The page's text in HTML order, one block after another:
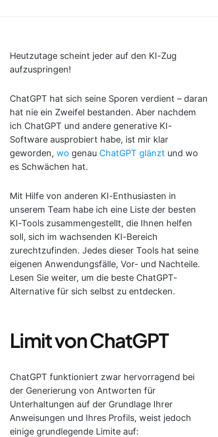
Heutzutage scheint jeder auf den KI-Zug
aufzuspringen!
ChatGPT hat sich seine Sporen verdient – daran
hat nie ein Zweifel bestanden. Aber nachdem
ich ChatGPT und andere generative KI-
Software ausprobiert habe, ist mir klar
geworden, wo genau ChatGPT glänzt und wo
es Schwächen hat.
Mit Hilfe von anderen KI-Enthusiasten in
unserem Team habe ich eine Liste der besten
KI-Tools zusammengestellt, die Ihnen helfen
soll, sich im wachsenden KI-Bereich
zurechtzufinden. Jedes dieser Tools hat seine
eigenen Anwendungsfälle, Vor- und Nachteile.
Lesen Sie weiter, um die beste ChatGPT-
Alternative für sich selbst zu entdecken.
Limit von ChatGPT
ChatGPT funktioniert zwar hervorragend bei
der Generierung von Antworten für
Unterhaltungen auf der Grundlage Ihrer
Anweisungen und Ihres Profils, weist jedoch
einige grundlegende Limite auf: